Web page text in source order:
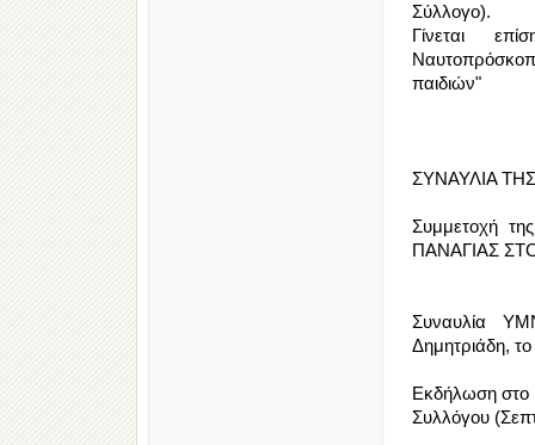
Σύλλογο).
Γίνεται
παιδιών"
ΣΥΝΑΥΛΙΑ
Συμμετοχή
ΠΑΝΑΓΙΑΣ
Συναυλία
Δημητριάδη,
Εκδήλωση στο
Συλλόγου